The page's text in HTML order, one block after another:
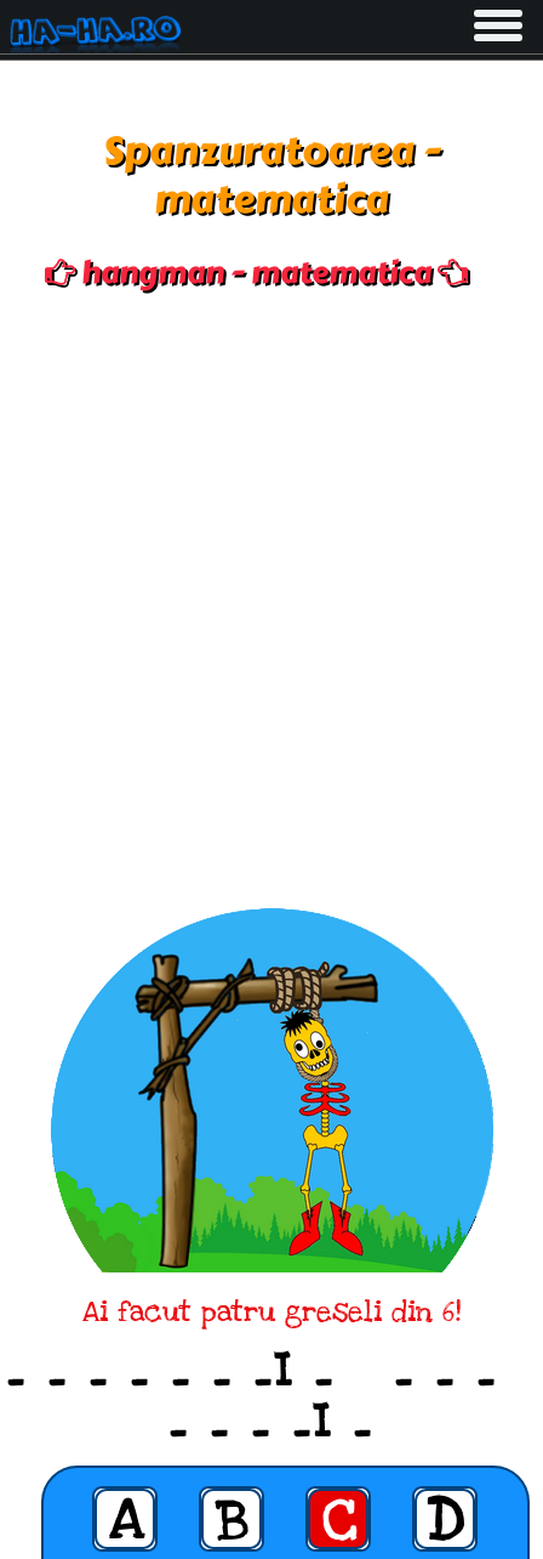
Toggle
Spanzuratoarea -
matematica
hangman - matematica
Ai facut patru greseli din 6!
_ _ _ _ _ _ _I _ _ _ _
_ _ _ _I _
A B C
D